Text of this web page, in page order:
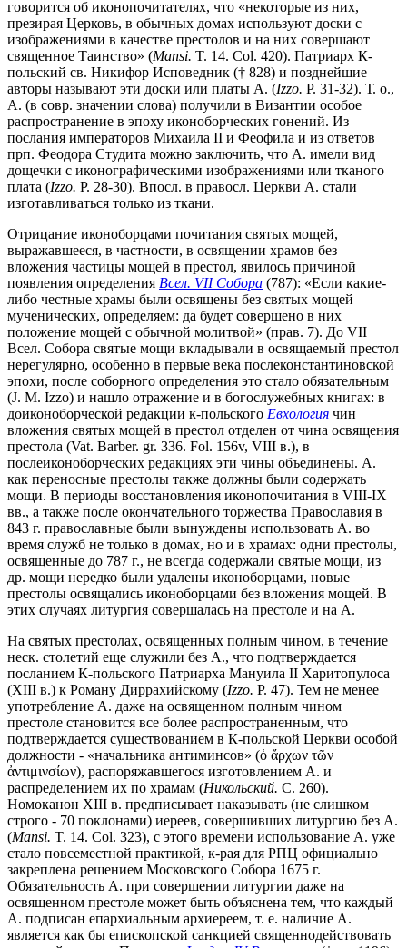
говорится об иконопочитателях, что «некоторые из них,
презирая Церковь, в обычных домах используют доски с
изображениями в качестве престолов и на них совершают
священное Таинство» (Mansi. T. 14. Col. 420). Патриарх К-
польский св. Никифор Исповедник († 828) и позднейшие
авторы называют эти доски или платы А. (Izzo. P. 31-32). Т. о.,
А. (в совр. значении слова) получили в Византии особое
распространение в эпоху иконоборческих гонений. Из
послания императоров Михаила II и Феофила и из ответов
прп. Феодора Студита можно заключить, что А. имели вид
дощечки с иконографическими изображениями или тканого
плата (Izzo. P. 28-30). Впосл. в правосл. Церкви А. стали
изготавливаться только из ткани.
Отрицание иконоборцами почитания святых мощей,
выражавшееся, в частности, в освящении храмов без
вложения частицы мощей в престол, явилось причиной
появления определения Всел. VII Собора (787): «Если какие-
либо честные храмы были освящены без святых мощей
мученических, определяем: да будет совершено в них
положение мощей с обычной молитвой» (прав. 7). До VII
Всел. Собора святые мощи вкладывали в освящаемый престол
нерегулярно, особенно в первые века послеконстантиновской
эпохи, после соборного определения это стало обязательным
(J. M. Izzo) и нашло отражение и в богослужебных книгах: в
доиконоборческой редакции к-польского Евхология чин
вложения святых мощей в престол отделен от чина освящения
престола (Vat. Barber. gr. 336. Fol. 156v, VIII в.), в
послеиконоборческих редакциях эти чины объединены. А.
как переносные престолы также должны были содержать
мощи. В периоды восстановления иконопочитания в VIII-IX
вв., а также после окончательного торжества Православия в
843 г. православные были вынуждены использовать А. во
время служб не только в домах, но и в храмах: одни престолы,
освященные до 787 г., не всегда содержали святые мощи, из
др. мощи нередко были удалены иконоборцами, новые
престолы освящались иконоборцами без вложения мощей. В
этих случаях литургия совершалась на престоле и на А.
На святых престолах, освященных полным чином, в течение
неск. столетий еще служили без А., что подтверждается
посланием К-польского Патриарха Мануила II Харитопулоса
(XIII в.) к Роману Диррахийскому (Izzo. P. 47). Тем не менее
употребление А. даже на освященном полным чином
престоле становится все более распространенным, что
подтверждается существованием в К-польской Церкви особой
должности - «начальника антиминсов» (ὁ ἄρχων τῶν
ἀντιμινσίων), распоряжавшегося изготовлением А. и
распределением их по храмам (Никольский. С. 260).
Номоканон XIII в. предписывает наказывать (не слишком
строго - 70 поклонами) иереев, совершивших литургию без А.
(Mansi. T. 14. Col. 323), с этого времени использование А. уже
стало повсеместной практикой, к-рая для РПЦ официально
закреплена решением Московского Собора 1675 г.
Обязательность А. при совершении литургии даже на
освященном престоле может быть объяснена тем, что каждый
А. подписан епархиальным архиереем, т. е. наличие А.
является как бы епископской санкцией священнодействовать